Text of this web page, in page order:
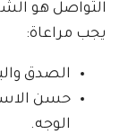
التواصل هو
يجب مراعاة:
الصدق
حسن
الوجه.